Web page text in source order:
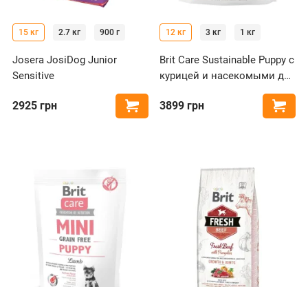
15 кг 2.7 кг 900 г
Josera JosiDog Junior
Sensitive
2925 грн Купить
12 кг 3 кг 1 кг
Brit Care Sustainable Puppy с
курицей и насекомыми для
3899 грн